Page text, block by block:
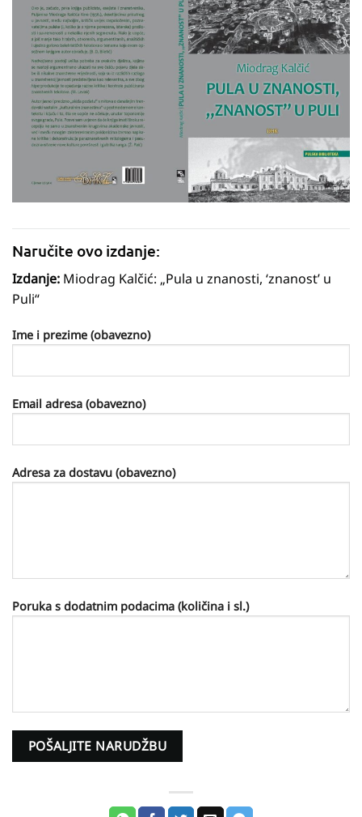
Naručite ovo izdanje:
Izdanje: Miodrag Kalčić: „Pula u znanosti, ‘znanost’ u
Puli“
Ime i prezime (obavezno)
Email adresa (obavezno)
Adresa za dostavu (obavezno)
Poruka s dodatnim podacima (količina i sl.)